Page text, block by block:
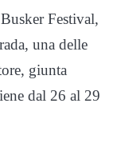
Festival,
una delle
giunta
dal 26 al 29